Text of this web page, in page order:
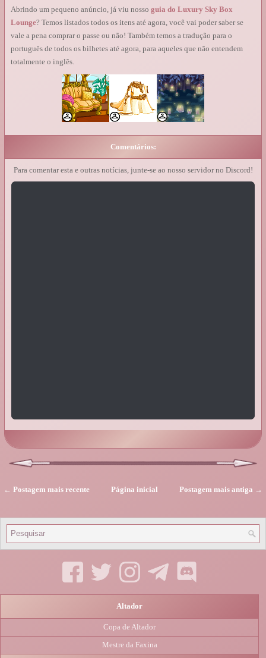
Abrindo um pequeno anúncio, já viu nosso guia do Luxury Sky Box
Lounge? Temos listados todos os itens até agora, você vai poder saber se
vale a pena comprar o passe ou não! Também temos a tradução para o
português de todos os bilhetes até agora, para aqueles que não entendem
totalmente o inglês.
Comentários:
Para comentar esta e outras notícias, junte-se ao nosso servidor no Discord!
← Postagem mais recente Postagem mais antiga →
Página inicial
Altador
Copa de Altador
Mestre da Faxina